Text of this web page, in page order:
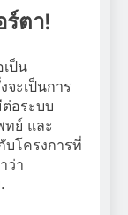
ร์ตา!
เป็น
ะเป็นการ
อระบบ
ทย์ และ
บโครงการที่
ว่า